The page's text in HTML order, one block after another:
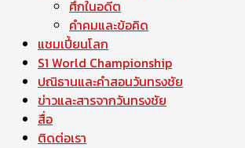
ศึกในอดีต
คำคมและข้อคิด
แชมเปี้ยนโลก
S1 World Championship
ปณิธานและคำสอนวันทรงชัย
ข่าวและสารจากวันทรงชัย
สื่อ
ติดต่อเรา